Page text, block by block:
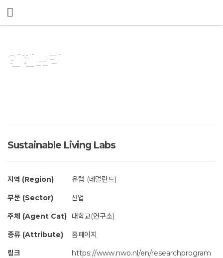
인벤토리
Sustainable Living Labs
지역 (Region) 유럽 (네덜란드)
부문 (Sector) 산업
주체 (Agent Cat) 대학교(연구소)
종류 (Attribute) 홈페이지
링크
https://www.nwo.nl/en/researchprogram